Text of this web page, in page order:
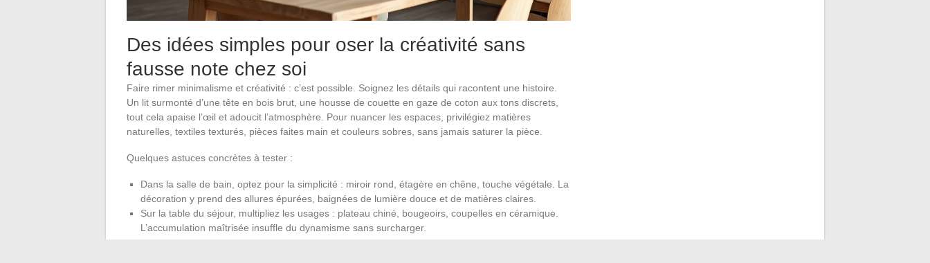
Des idées simples pour oser la créativité sans
fausse note chez soi
Faire rimer minimalisme et créativité : c’est possible. Soignez les détails qui racontent une histoire.
Un lit surmonté d’une tête en bois brut, une housse de couette en gaze de coton aux tons discrets,
tout cela apaise l’œil et adoucit l’atmosphère. Pour nuancer les espaces, privilégiez matières
naturelles, textiles texturés, pièces faites main et couleurs sobres, sans jamais saturer la pièce.
Quelques astuces concrètes à tester :
Dans la salle de bain, optez pour la simplicité : miroir rond, étagère en chêne, touche végétale. La
décoration y prend des allures épurées, baignées de lumière douce et de matières claires.
Sur la table du séjour, multipliez les usages : plateau chiné, bougeoirs, coupelles en céramique.
L’accumulation maîtrisée insuffle du dynamisme sans surcharger.